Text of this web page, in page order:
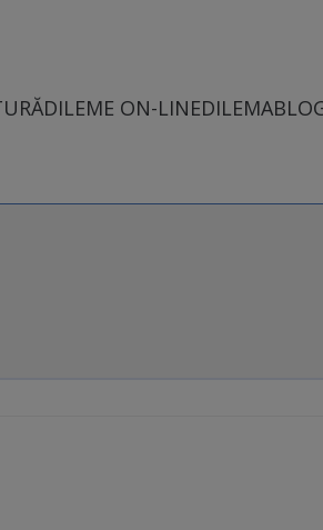
DILEME ON-LINE